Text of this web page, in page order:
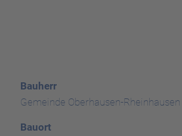
Bauherr
Gemeinde Oberhausen-Rheinhausen
Bauort